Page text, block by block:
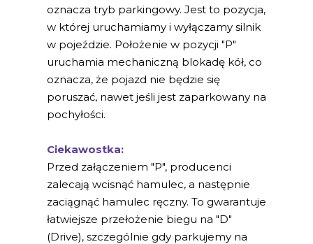
oznacza tryb parkingowy. Jest to pozycja,
w której uruchamiamy i wyłączamy silnik
w pojeździe. Położenie w pozycji "P"
uruchamia mechaniczną blokadę kół, co
oznacza, że pojazd nie będzie się
poruszać, nawet jeśli jest zaparkowany na
pochyłości.
Ciekawostka:
Przed załączeniem "P", producenci
zalecają wcisnąć hamulec, a następnie
zaciągnąć hamulec ręczny. To gwarantuje
łatwiejsze przełożenie biegu na "D"
(Drive), szczególnie gdy parkujemy na